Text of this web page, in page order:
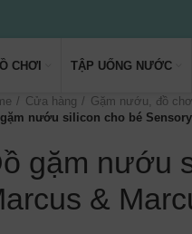
CHƠI TẬP UỐNG NƯỚC
Cửa hàng Gặm nướu, đồ
nướu silicon cho bé
gặm nướu
&